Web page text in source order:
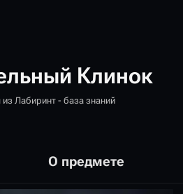
Клинок
Лабиринт - база знаний
О предмете